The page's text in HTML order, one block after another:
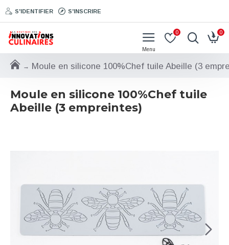
S'IDENTIFIER S'INSCRIRE
0 0
Moule en silicone 100%Chef tuile Abeille (3
Moule en silicone 100%Chef tuile
Abeille (3 empreintes)